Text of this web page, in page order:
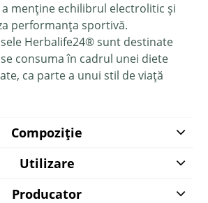
menține echilibrul electrolitic și
performanța sportivă.
Herbalife24® sunt destinate
consuma în cadrul unei diete
ca parte a unui stil de viață
Compoziție
Utilizare
Producator